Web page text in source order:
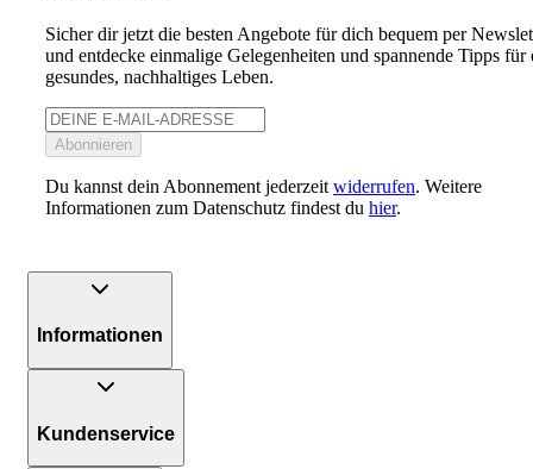
Sicher dir jetzt die besten Angebote für dich bequem per
und entdecke einmalige Gelegenheiten und spannende Tipps für
gesundes, nachhaltiges Leben.
Abonnieren
Du kannst dein Abonnement jederzeit widerrufen. Weitere
Informationen zum Datenschutz findest du hier.
Informationen
Kundenservice